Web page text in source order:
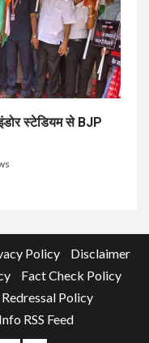
स्टेडियम से BJP
Policy
Disclaimer
Fact Check Policy
Policy
RSS Feed